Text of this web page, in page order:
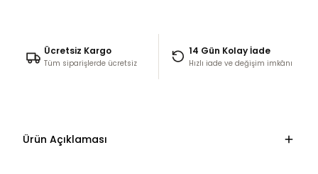
Ücretsiz Kargo
Tüm siparişlerde ücretsiz
14 Gün Kolay İade
Hızlı iade ve değişim imkânı
Ürün Açıklaması